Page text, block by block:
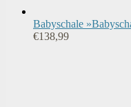
Babyschale
€138,99